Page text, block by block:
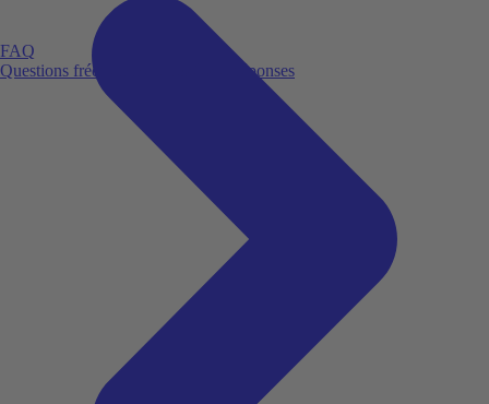
FAQ
Questions fréquemment posées et réponses